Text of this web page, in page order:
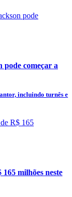
pode começar a
incluindo turnês e
milhões neste